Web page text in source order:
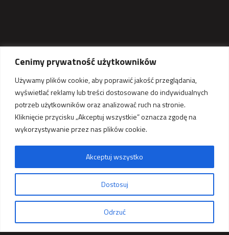
Cenimy prywatność użytkowników
Używamy plików cookie, aby poprawić jakość przeglądania,
wyświetlać reklamy lub treści dostosowane do indywidualnych
potrzeb użytkowników oraz analizować ruch na stronie.
Kliknięcie przycisku „Akceptuj wszystkie” oznacza zgodę na
wykorzystywanie przez nas plików cookie.
Dostosuj
Odrzuć
Akceptuj wszystko
EVO
Lekka kosiarka bijakowa tylno-boczna
Zapytaj o ofertę